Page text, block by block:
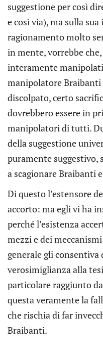
suggestione per così
e così via), ma sulla
ragionamento molto
in mente, vorrebbe
interamente
manipolatore Braibanti
discolpato, certo
dovrebbero essere in
manipolatori di tutti.
della suggestione
puramente
a scagionare Braibanti
Di questo l’estensore
accorto: ma egli vi ha
perché l’esistenza
mezzi e dei
generale gli consentiva
verosimiglianza alla
particolare raggiunto
questa veramente la
che rischia di far
Braibanti.